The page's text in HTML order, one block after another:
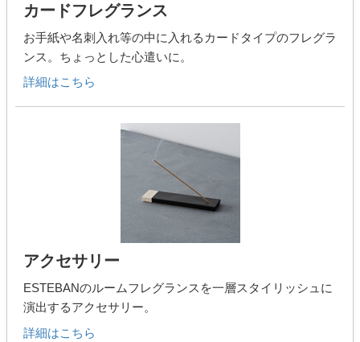
カードフレグランス
お手紙や名刺入れ等の中に入れるカードタイプのフレグラ
ンス。ちょっとした心遣いに。
詳細はこちら
アクセサリー
ESTEBANのルームフレグランスを一層スタイリッシュに
演出するアクセサリー。
詳細はこちら